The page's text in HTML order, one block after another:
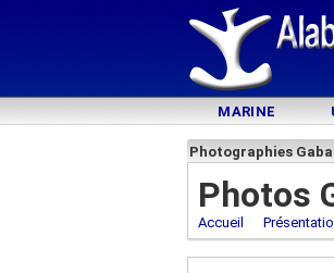
MARINE
Photographies
Photos
Accueil